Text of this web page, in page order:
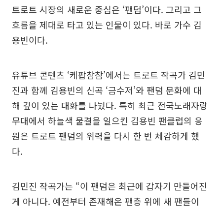
트로트 시장의 새로운 중심은 ‘팬덤’이다. 그리고 그
흐름을 제대로 타고 있는 인물이 있다. 바로 가수 김
용빈이다.
유튜브 콘텐츠 ‘케팝참참’에서는 트로트 작곡가 김민
진과 함께 김용빈의 신곡 ‘금수저’와 팬덤 문화에 대
해 깊이 있는 대화를 나눴다. 특히 최근 전국노래자랑
무대에서 하늘색 물결을 일으킨 김용빈 팬클럽의 응
원은 트로트 팬덤의 위력을 다시 한 번 체감하게 했
다.
김민진 작곡가는 “이 팬덤은 최근에 갑자기 만들어진
게 아니다. 예전부터 존재해온 팬층 위에 새 팬들이